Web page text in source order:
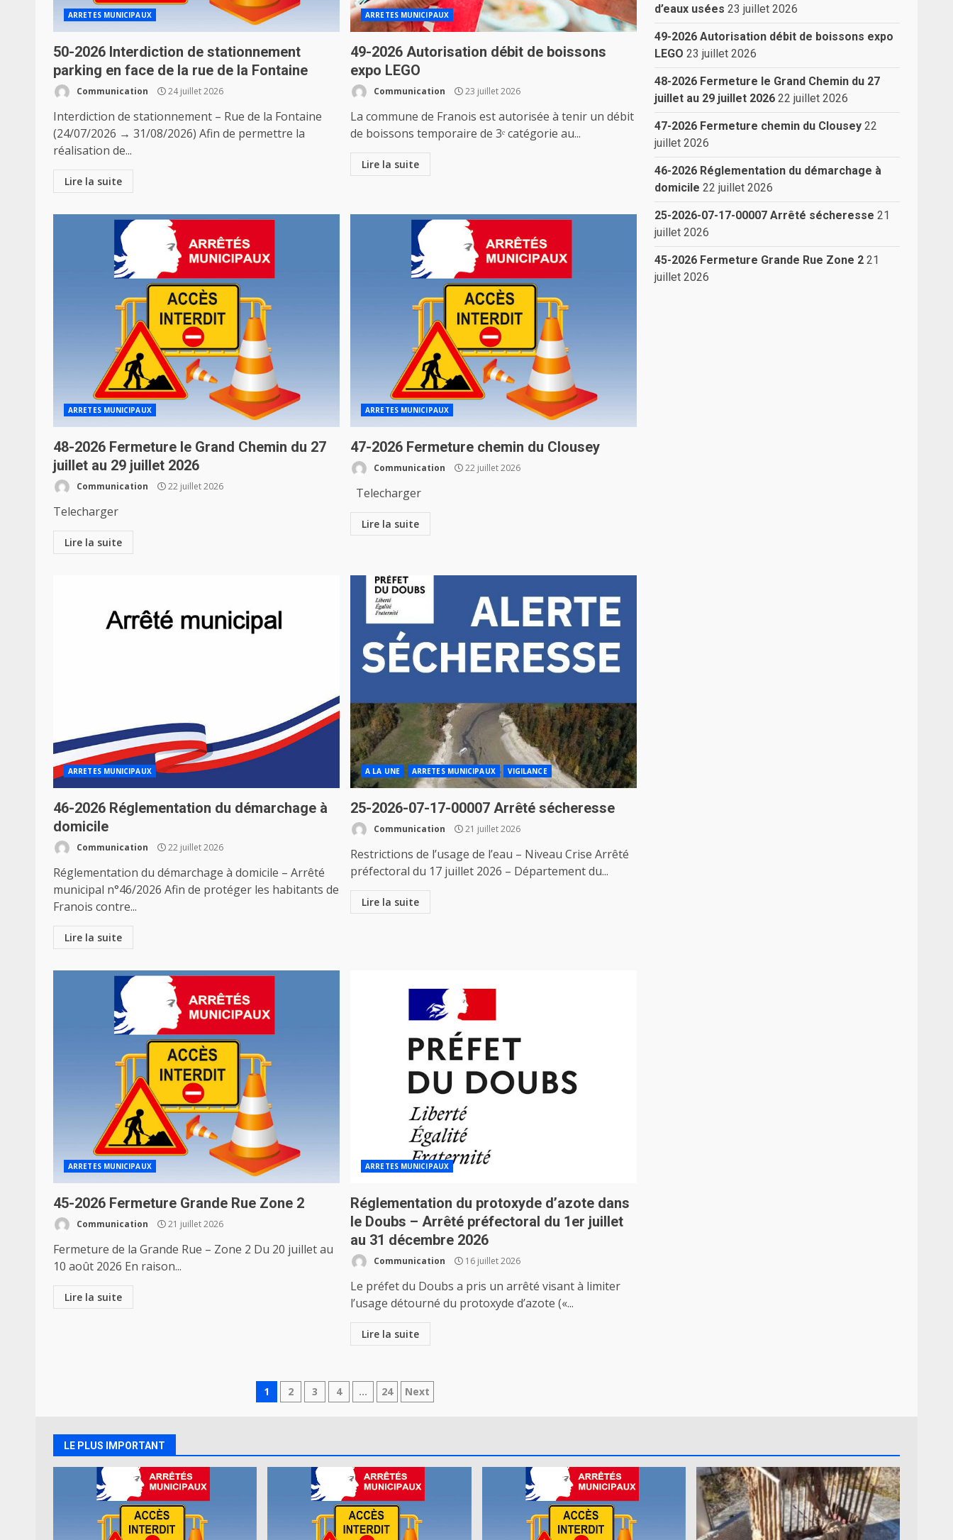
ARRETES MUNICIPAUX
50-2026 Interdiction de stationnement
parking en face de la rue de la Fontaine
Communication 24 juillet 2026
Interdiction de stationnement – Rue de la Fontaine
(24/07/2026 → 31/08/2026) Afin de permettre la
réalisation de...
Lire la suite
ARRETES MUNICIPAUX
49-2026 Autorisation débit de boissons
expo LEGO
Communication 23 juillet 2026
La commune de Franois est autorisée à tenir un débit
de boissons temporaire de 3ᵉ catégorie au...
Lire la suite
ARRETES MUNICIPAUX
48-2026 Fermeture le Grand Chemin du 27
juillet au 29 juillet 2026
Communication 22 juillet 2026
Telecharger
Lire la suite
ARRETES MUNICIPAUX
47-2026 Fermeture chemin du Clousey
Communication 22 juillet 2026
Telecharger
Lire la suite
ARRETES MUNICIPAUX
46-2026 Réglementation du démarchage à
domicile
Communication 22 juillet 2026
Réglementation du démarchage à domicile – Arrêté
municipal n°46/2026 Afin de protéger les habitants de
Franois contre...
Lire la suite
A LA UNE ARRETES MUNICIPAUX VIGILANCE
25-2026-07-17-00007 Arrêté sécheresse
Communication 21 juillet 2026
Restrictions de l’usage de l’eau – Niveau Crise Arrêté
préfectoral du 17 juillet 2026 – Département du...
Lire la suite
ARRETES MUNICIPAUX
45-2026 Fermeture Grande Rue Zone 2
Communication 21 juillet 2026
Fermeture de la Grande Rue – Zone 2 Du 20 juillet au
10 août 2026 En raison...
Lire la suite
ARRETES MUNICIPAUX
Réglementation du protoxyde d’azote dans
le Doubs – Arrêté préfectoral du 1er juillet
au 31 décembre 2026
Communication 16 juillet 2026
Le préfet du Doubs a pris un arrêté visant à limiter
l’usage détourné du protoxyde d’azote («...
Lire la suite
Navigation
articles
1 2 3 4 … 24 Next
d’eaux usées 23 juillet 2026
49-2026 Autorisation débit de boissons expo
LEGO 23 juillet 2026
48-2026 Fermeture le Grand Chemin du 27
juillet au 29 juillet 2026 22 juillet 2026
47-2026 Fermeture chemin du Clousey 22
juillet 2026
46-2026 Réglementation du démarchage à
domicile 22 juillet 2026
25-2026-07-17-00007 Arrêté sécheresse 21
juillet 2026
45-2026 Fermeture Grande Rue Zone 2 21
juillet 2026
LE PLUS IMPORTANT